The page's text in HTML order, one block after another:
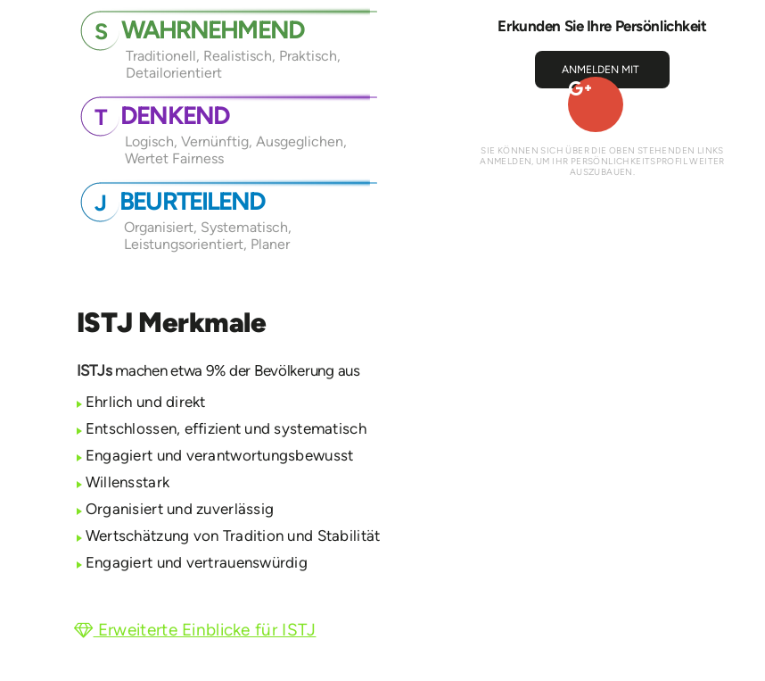
S WAHRNEHMEND
Traditionell, Realistisch, Praktisch,
Detailorientiert
T DENKEND
Logisch, Vernünftig, Ausgeglichen,
Wertet Fairness
J BEURTEILEND
Organisiert, Systematisch,
Leistungsorientiert, Planer
Erkunden Sie Ihre Persönlichkeit
ANMELDEN MIT
SIE KÖNNEN SICH ÜBER DIE OBEN STEHENDEN LINKS
ANMELDEN, UM IHR PERSÖNLICHKEITSPROFIL WEITER
AUSZUBAUEN.
ISTJ Merkmale
ISTJs machen etwa 9% der Bevölkerung aus
Ehrlich und direkt
Entschlossen, effizient und systematisch
Engagiert und verantwortungsbewusst
Willensstark
Organisiert und zuverlässig
Wertschätzung von Tradition und Stabilität
Engagiert und vertrauenswürdig
Erweiterte Einblicke für ISTJ